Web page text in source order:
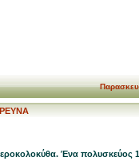
Ένα πολυσκεύος